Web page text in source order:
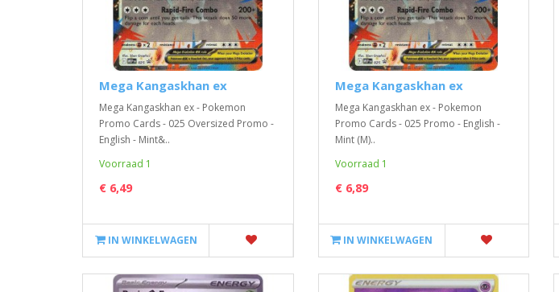
Mega Kangaskhan ex
Mega Kangaskhan ex - Pokemon
Promo Cards - 025 Oversized Promo -
English - Mint&..
Voorraad 1
€ 6,49
IN WINKELWAGEN
Mega Kangaskhan ex
Mega Kangaskhan ex - Pokemon
Promo Cards - 025 Promo - English -
Mint (M)..
Voorraad 1
€ 6,89
IN WINKELWAGEN